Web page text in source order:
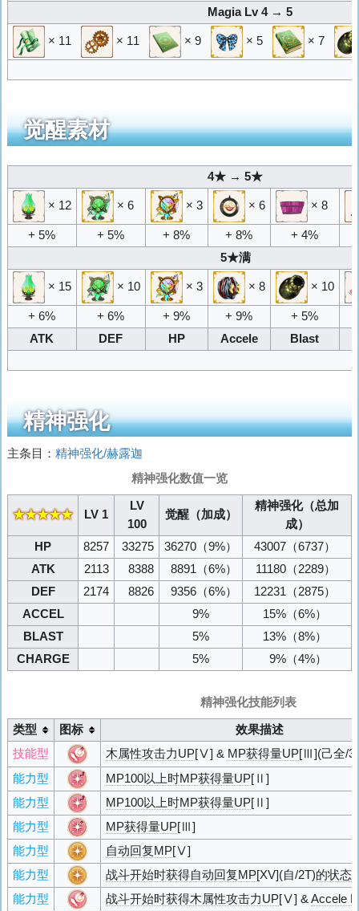
Magia Lv 4 → 5
× 11 × 11 × 9 × 5 × 7
觉醒素材
4★ → 5★
× 12 × 6 × 3 × 6 × 8
+ 5% + 5% + 8% + 8%
+ 4%
5★满
× 15 × 10 × 3 × 8 × 10
+ 6% + 6% + 9% + 9%
+ 5%
ATK
DEF HP Accele Blast
精神强化
主条目： 精神强化/赫露迦
精神强化数值一览
★★★★★ LV 1
LV
100
觉醒（加成）
精神强化（总加
成）
HP
8257 33275 36270 （9%） 43007 （6737）
ATK
2113 8388 8891 （6%） 11180 （2289）
DEF
2174 8826 9356 （6%） 12231 （2875）
ACCEL
9% 15% （6%）
BLAST
5% 13% （8%）
CHARGE
5% 9% （4%）
精神强化技能列表
类型 图标
效果描述
技能型
木属性攻击力UP[Ⅴ] & MP获得量UP[Ⅲ](己全/
能力型
MP100以上时MP获得量UP[Ⅱ]
能力型
MP100以上时MP获得量UP[Ⅱ]
能力型
MP获得量UP[Ⅲ]
能力型
自动回复MP[Ⅴ]
能力型
战斗开始时获得自动回复MP[XV](自/2T)的状态
能力型
战斗开始时获得木属性攻击力UP[Ⅴ] & Accele